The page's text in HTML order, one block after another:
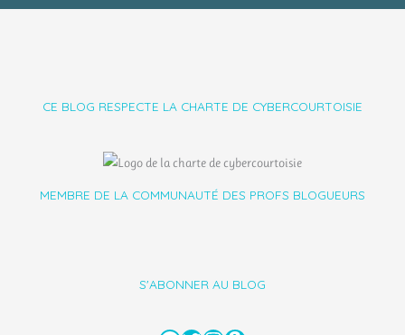
CE BLOG RESPECTE LA CHARTE DE CYBERCOURTOISIE
MEMBRE DE LA COMMUNAUTÉ DES PROFS BLOGUEURS
S'ABONNER AU BLOG